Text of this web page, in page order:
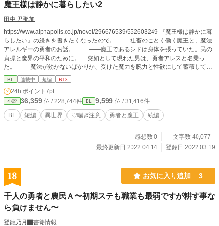
魔王様は静かに暮らしたい2
田中 乃那加
https://www.alphapolis.co.jp/novel/296676539/552603249 『魔王様は静かに暮
らしたい』の続きを書きたくなったので。 社畜のごとく働く魔王と、魔法
アレルギーの勇者のお話。 ――魔王であるシドは身体を張っていた。民の
貞操と魔界の平和のために。 突如として現れた男は、勇者アレスと名乗っ
た。 魔法が効かないばかりか、受けた魔力を腕力と性欲にして蓄積してし
まう男は魔界の脅威である。 だからシドは敢えて彼を魔物と偽り、配下とし
た。 『ご褒美』として、アレスの夜の相手をさせられることと引き換え
に……。 そんな日々の中、魔城にとある来訪者が足を踏み入れた。 シドの
遠い親類にあたる魔女、ファルサ。 彼女は魔界の東部地方を統治していて、
先代魔王 (前任者)の娘。 シドのやることなすことが気に食わないのか、いつ
もイチャモンつけていびってくる。イジワル姑のような女。 ……彼女
癖に忠実 ※地雷原の可能性あり。さすれば回れ右！
BL 連載中 短編 R18
24h.ポイント 7pt
小説 36,359 位 / 228,744件 BL 9,599 位 / 31,416件
BL 短編 異世界 ♡喘ぎ注意 勇者と魔王 続編
感想数 0
文字数 40,077
最終更新日 2022.04.14
登録日 2022.03.19
18 お気に入り追加 3
千人の勇者と農民Ａ〜初期ステも職業も最弱ですが耕す事な
ら負けません〜
登龍乃月
書籍情報